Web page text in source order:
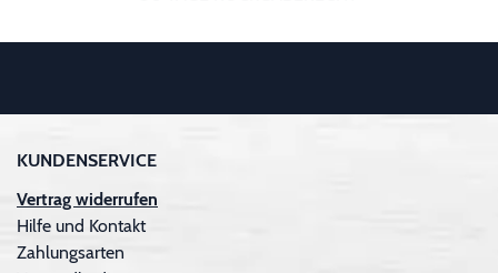
KUNDENSERVICE
Vertrag widerrufen
Hilfe und Kontakt
Zahlungsarten